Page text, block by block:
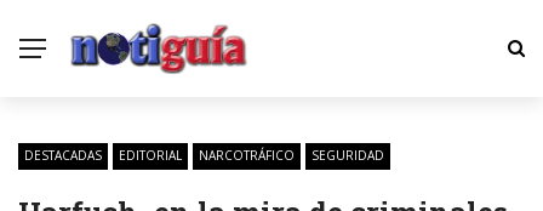
DESTACADAS EDITORIAL NARCOTRÁFICO SEGURIDAD